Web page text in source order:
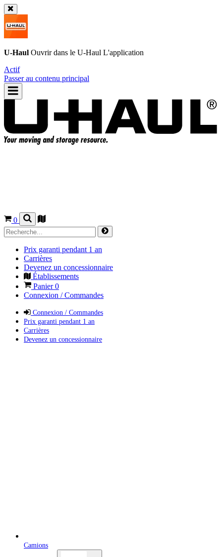
U-Haul Ouvrir dans le U-Haul L'application
Actif
Passer au contenu principal
0
Prix garanti pendant 1 an
Carrières
Devenez un concessionnaire
Établissements
Panier0
Connexion / Commandes
Connexion / Commandes
Prix garanti pendant 1 an
Carrières
Devenez un concessionnaire
Camions